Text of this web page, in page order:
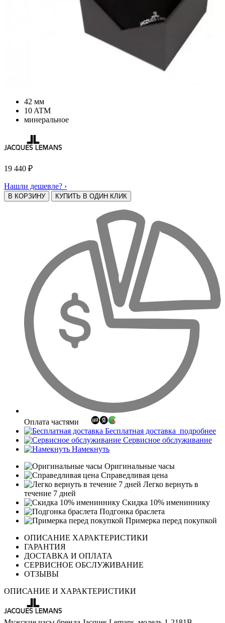
42 мм
10 ATM
минеральное
19 440 ₽
Нашли дешевле? ›
В КОРЗИНУ КУПИТЬ В ОДИН КЛИК
Оплата частями
Бесплатная доставка подробнее
Сервисное обслуживание
Намекнуть
Оригинальные часы
Справедливая цена
Легко вернуть в
течение 7 дней
Скидка 10% имениннику
Подгонка браслета
Примерка перед покупкой
ОПИСАНИЕ ХАРАКТЕРИСТИКИ
ГАРАНТИЯ
ДОСТАВКА И ОПЛАТА
СЕРВИСНОЕ ОБСЛУЖИВАНИЕ
ОТЗЫВЫ
ОПИСАНИЕ И ХАРАКТЕРИСТИКИ